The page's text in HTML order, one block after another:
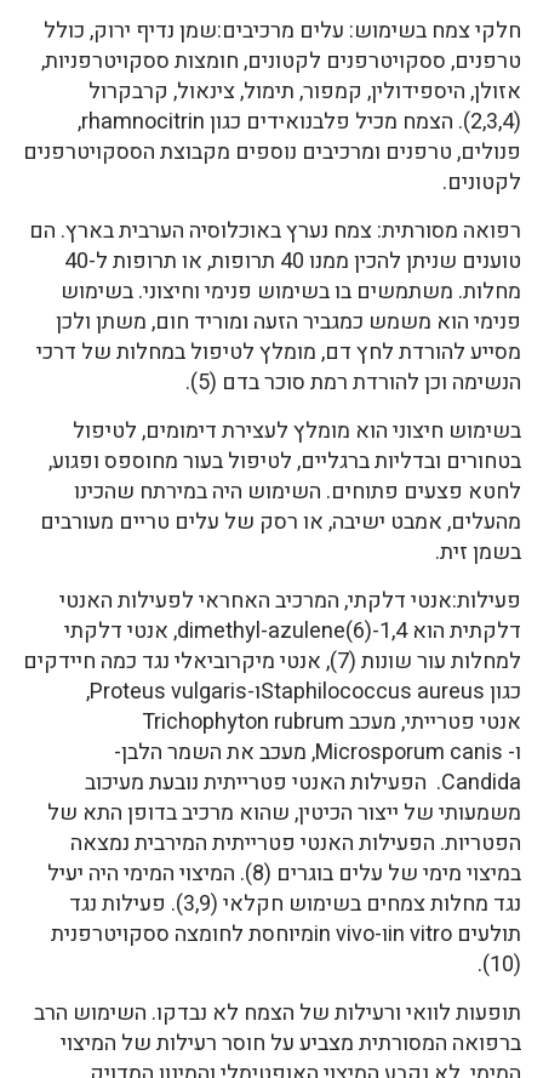
חלקי צמח בשימוש: עלים מרכיבים:שמן נדיף ירוק, כולל
טרפנים, ססקויטרפנים לקטונים, חומצות ססקויטרפניות,
אזולן, היספידולין, קמפור, תימול, צינאול, קרבקרול
(2,3,4). הצמח מכיל פלבנואידים כגון rhamnocitrin,
פנולים, טרפנים ומרכיבים נוספים מקבוצת הססקויטרפנים
לקטונים.
רפואה מסורתית: צמח נערץ באוכלוסיה הערבית בארץ. הם
טוענים שניתן להכין ממנו 40 תרופות, או תרופות ל-40
מחלות. משתמשים בו בשימוש פנימי וחיצוני. בשימוש
פנימי הוא משמש כמגביר הזעה ומוריד חום, משתן ולכן
מסייע להורדת לחץ דם, מומלץ לטיפול במחלות של דרכי
הנשימה וכן להורדת רמת סוכר בדם (5).
בשימוש חיצוני הוא מומלץ לעצירת דימומים, לטיפול
בטחורים ובדליות ברגליים, לטיפול בעור מחוספס ופגוע,
לחטא פצעים פתוחים. השימוש היה במירתח שהכינו
מהעלים, אמבט ישיבה, או רסק של עלים טריים מעורבים
בשמן זית.
פעילות:אנטי דלקתי, המרכיב האחראי לפעילות האנטי
דלקתית הוא 1,4-dimethyl-azulene(6), אנטי דלקתי
למחלות עור שונות (7), אנטי מיקרוביאלי נגד כמה חיידקים
כגון Staphilococcus aureusו-Proteus vulgaris,
אנטי פטרייתי, מעכב Trichophyton rubrum
ו- Microsporum canis, מעכב את השמר הלבן-
Candida. הפעילות האנטי פטרייתית נובעת מעיכוב
משמעותי של ייצור הכיטין, שהוא מרכיב בדופן התא של
הפטריות. הפעילות האנטי פטרייתית המירבית נמצאה
במיצוי מימי של עלים בוגרים (8). המיצוי המימי היה יעיל
נגד מחלות צמחים בשימוש חקלאי (3,9). פעילות נגד
תולעים in vitroו-in vivoמיוחסת לחומצה ססקויטרפנית
(10).
תופעות לוואי ורעילות של הצמח לא נבדקו. השימוש הרב
ברפואה המסורתית מצביע על חוסר רעילות של המיצוי